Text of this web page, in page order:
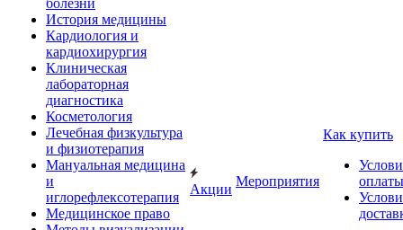
болезни
История медицины
Кардиология и
кардиохирургия
Клиническая
лабораторная
диагностика
Косметология
Лечебная физкультура
и физиотерапия
Мануальная медицина
и
иглорефлексотерапия
Медицинское право
Акции
Мероприятия
Как купить
оплаты